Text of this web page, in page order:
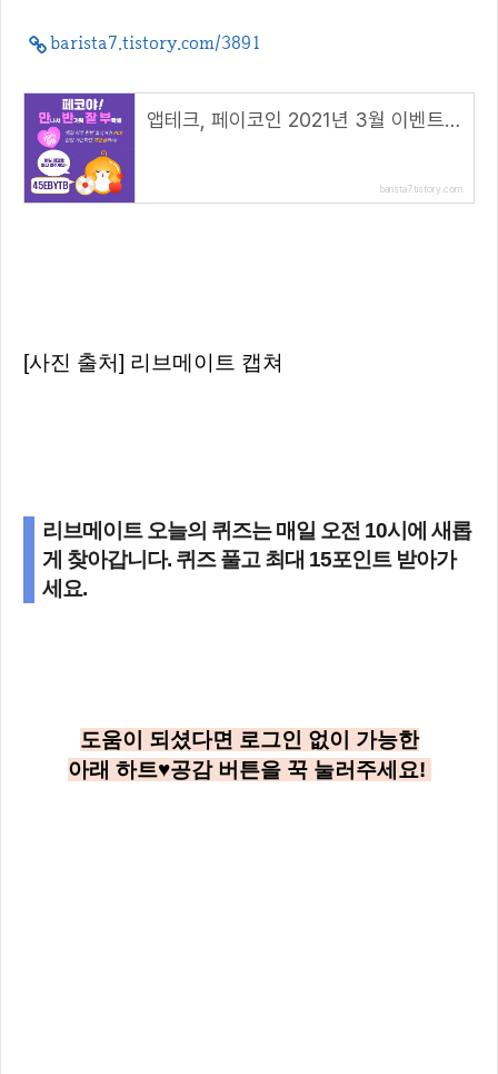
barista7.tistory.com/3891
앱테크, 페이코인 2021년 3월 이벤트 총정리!( 리워드 코드 : 45EBYTB )
barista7.tistory.com
[사진 출처] 리브메이트 캡쳐
리브메이트 오늘의 퀴즈는 매일 오전 10시에 새롭
게 찾아갑니다. 퀴즈 풀고 최대 15포인트 받아가
세요.
도움이 되셨다면 로그인 없이 가능한
아래 하트♥공감 버튼을 꾹 눌러주세요!